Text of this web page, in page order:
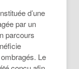
d’une
par un
parcours
Le